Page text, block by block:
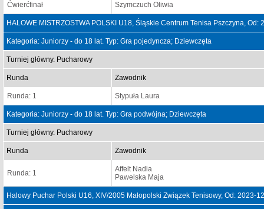
Ćwierćfinał Szymczuch Oliwia
HALOWE MISTRZOSTWA POLSKI U18, Śląskie Centrum Tenisa Pszczyna,
Kategoria: Juniorzy - do 18 lat. Typ: Gra pojedyncza; Dziewczęta
Turniej główny. Pucharowy
Runda Zawodnik
Runda: 1 Stypuła Laura
Kategoria: Juniorzy - do 18 lat. Typ: Gra podwójna; Dziewczęta
Turniej główny. Pucharowy
Runda Zawodnik
Runda: 1
Affelt Nadia
Pawelska Maja
Halowy Puchar Polski U16, XIV/2005 Małopolski Związek Tenisowy, Od: 2023-